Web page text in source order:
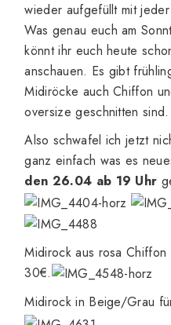
wieder aufgefüllt mit
Was genau euch am
könnt ihr euch heute
anschauen. Es gibt
Midiröcke auch Chiffon
oversize geschnitten sind.
Also schwafel ich jetzt
ganz einfach was es
den 26.04 ab 19 Uhr
Midirock aus rosa
30€.
Midirock in Beige/Grau